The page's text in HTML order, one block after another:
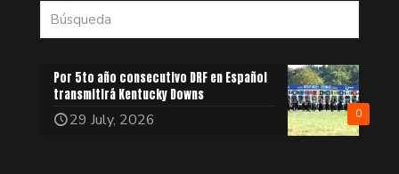
0
Por 5to año consecutivo DRF en Español
transmitirá Kentucky Downs
29 July, 2026